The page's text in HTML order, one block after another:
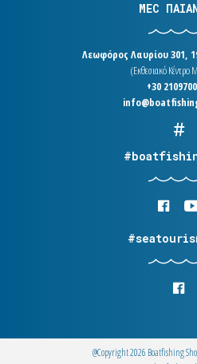
MEC
Λεωφόρος Λαυρίου 301,
(Εκθεσιακό Κέντρο
+30
@Copyright 2026 Boatfishing